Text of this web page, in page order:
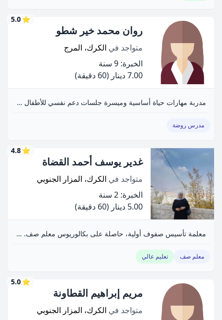
⭐
5.0
روان محمد خير شطو
متواجد في الكرك، المرج
الخبرة: 9 سنة
7.00 دينار
(60 دقيقة)
مدربة مهارات حياة أساسية وميسرة جلسات دعم نفسي للأطفال واليافعين.
مدرس روضة
⭐
4.8
غدير يوسف أحمد القضاة
متواجد في الكرك، المزار الجنوبي
الخبرة: 2 سنة
5.00 دينار
(60 دقيقة)
معلمة تأسيس صفوف أولية، حاصلة على بكالوريوس معلم صف. أستخدم أنشطة تفاعلية لتنمية التفكير.
معلم صف تعليم عالي
⭐
5.0
مريم إبراهيم القطاونة
متواجد في الكرك، المزار الجنوبي